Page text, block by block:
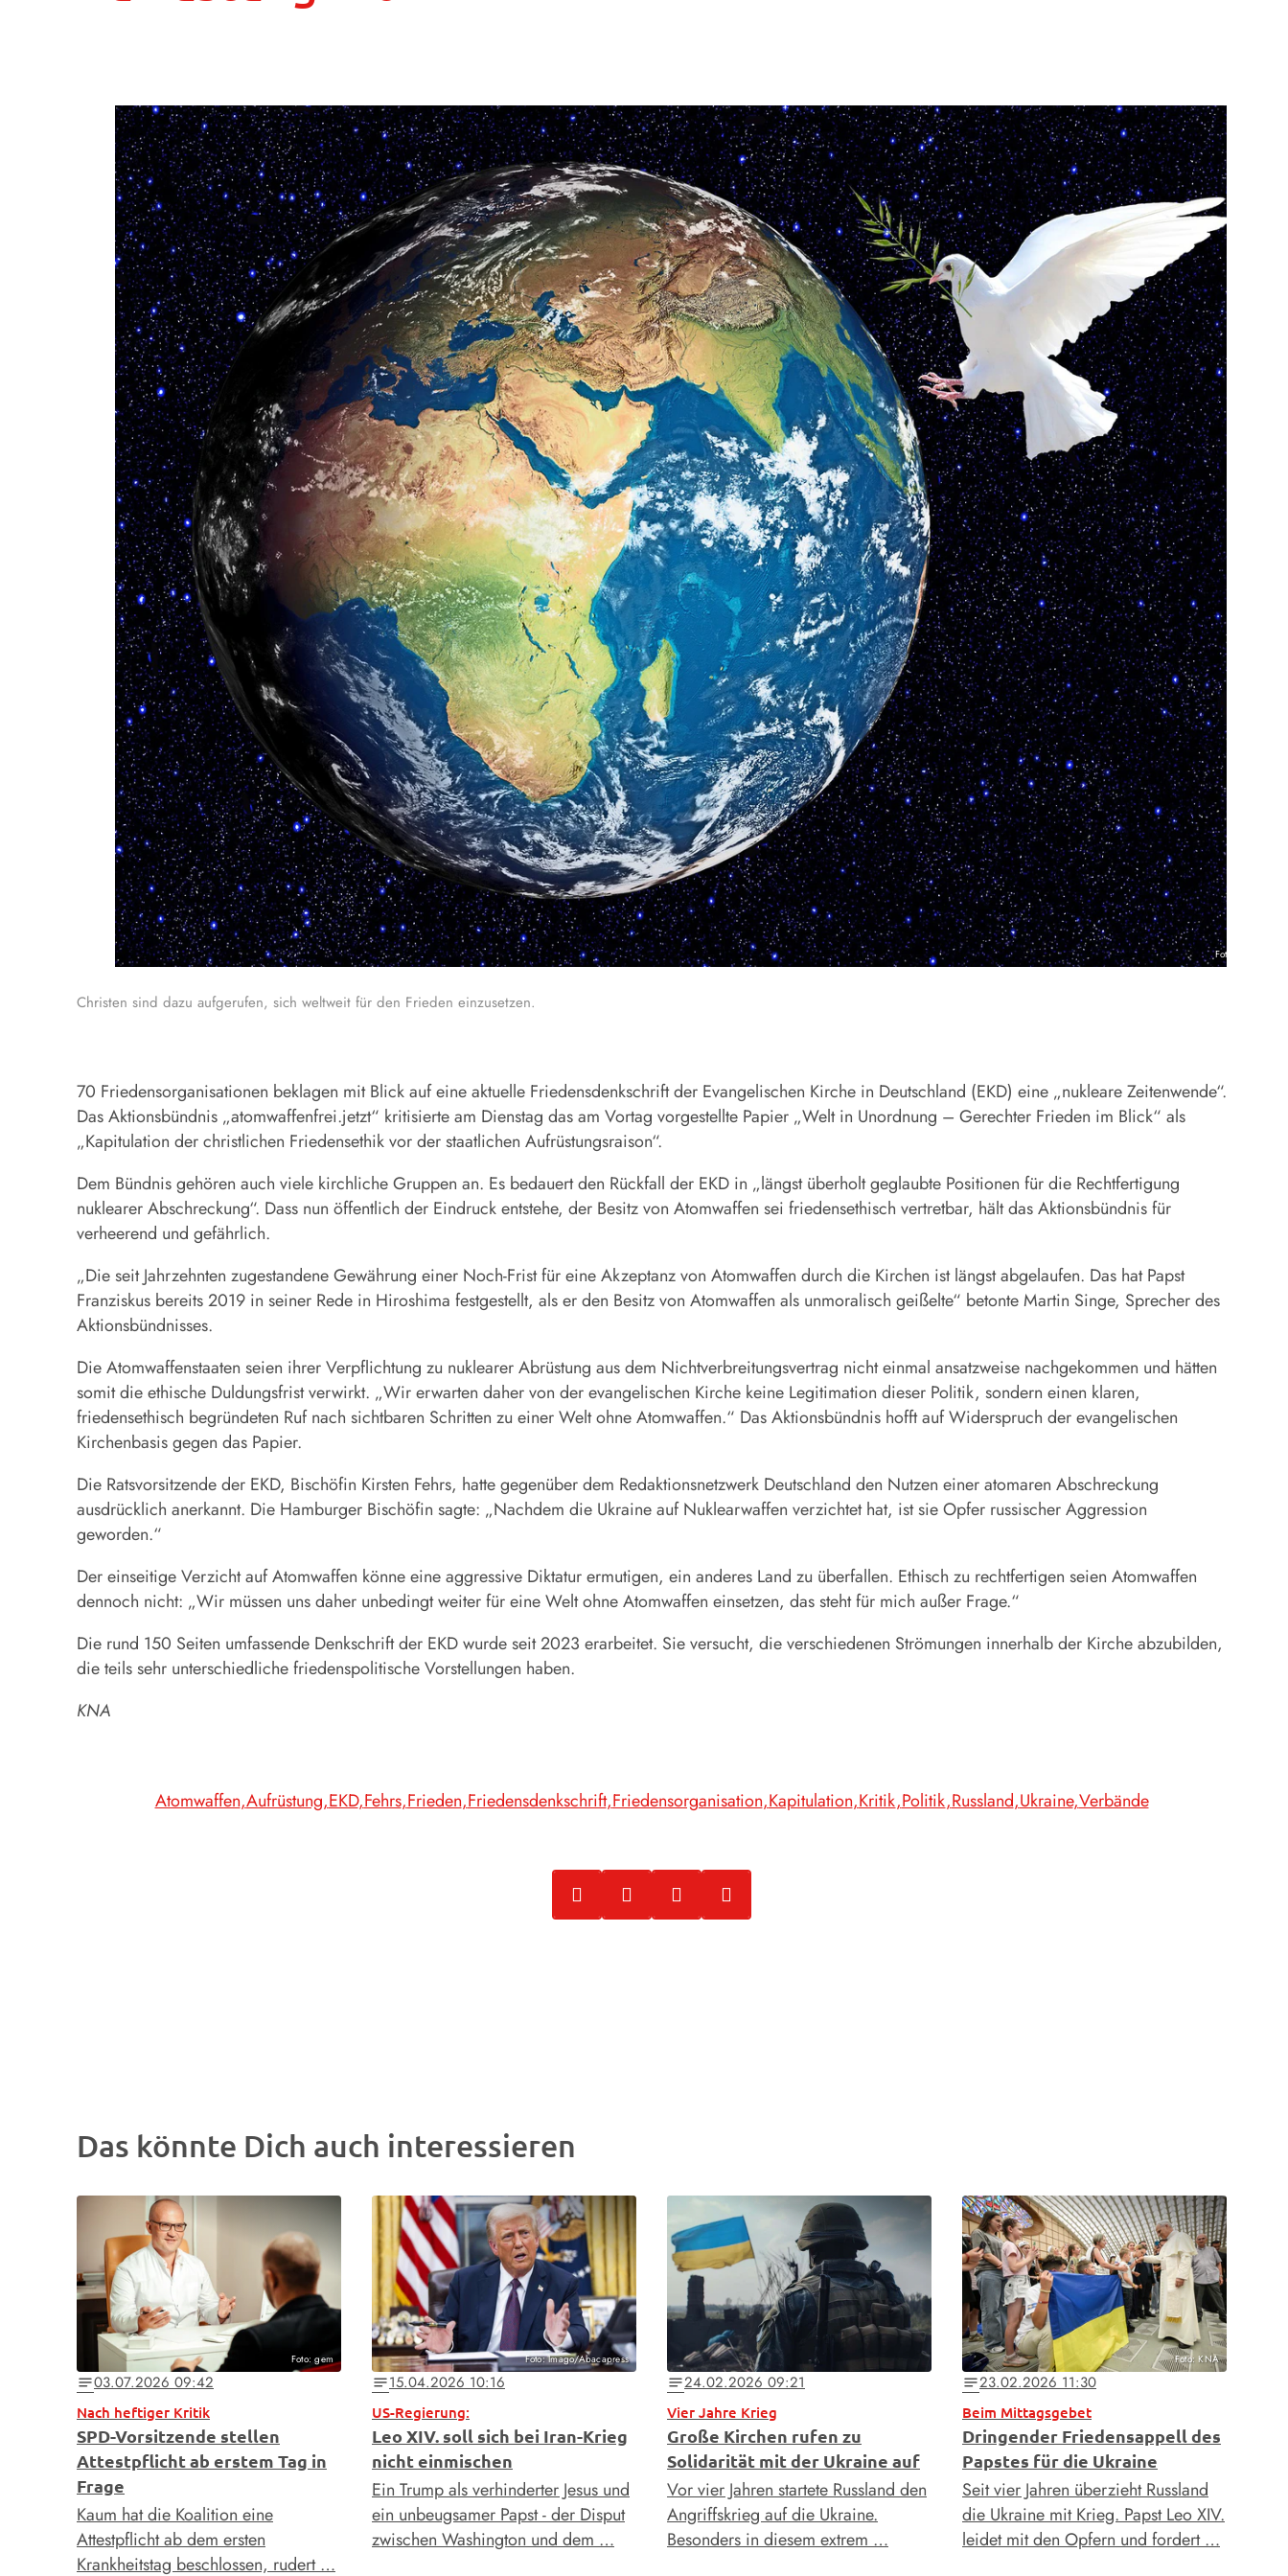
Foto: gem
Christen sind dazu aufgerufen, sich weltweit für den Frieden einzusetzen.
70 Friedensorganisationen beklagen mit Blick auf eine aktuelle Friedensdenkschrift der Evangelischen Kirche in Deutschland (EKD) eine „nukleare Zeitenwende“.
Das Aktionsbündnis „atomwaffenfrei.jetzt“ kritisierte am Dienstag das am Vortag vorgestellte Papier „Welt in Unordnung – Gerechter Frieden im Blick“ als
„Kapitulation der christlichen Friedensethik vor der staatlichen Aufrüstungsraison“.
Dem Bündnis gehören auch viele kirchliche Gruppen an. Es bedauert den Rückfall der EKD in „längst überholt geglaubte Positionen für die Rechtfertigung
nuklearer Abschreckung“. Dass nun öffentlich der Eindruck entstehe, der Besitz von Atomwaffen sei friedensethisch vertretbar, hält das Aktionsbündnis für
verheerend und gefährlich.
„Die seit Jahrzehnten zugestandene Gewährung einer Noch-Frist für eine Akzeptanz von Atomwaffen durch die Kirchen ist längst abgelaufen. Das hat Papst
Franziskus bereits 2019 in seiner Rede in Hiroshima festgestellt, als er den Besitz von Atomwaffen als unmoralisch geißelte“ betonte Martin Singe, Sprecher des
Aktionsbündnisses.
Die Atomwaffenstaaten seien ihrer Verpflichtung zu nuklearer Abrüstung aus dem Nichtverbreitungsvertrag nicht einmal ansatzweise nachgekommen und hätten
somit die ethische Duldungsfrist verwirkt. „Wir erwarten daher von der evangelischen Kirche keine Legitimation dieser Politik, sondern einen klaren,
friedensethisch begründeten Ruf nach sichtbaren Schritten zu einer Welt ohne Atomwaffen.“ Das Aktionsbündnis hofft auf Widerspruch der evangelischen
Kirchenbasis gegen das Papier.
Die Ratsvorsitzende der EKD, Bischöfin Kirsten Fehrs, hatte gegenüber dem Redaktionsnetzwerk Deutschland den Nutzen einer atomaren Abschreckung
ausdrücklich anerkannt. Die Hamburger Bischöfin sagte: „Nachdem die Ukraine auf Nuklearwaffen verzichtet hat, ist sie Opfer russischer Aggression
geworden.“
Der einseitige Verzicht auf Atomwaffen könne eine aggressive Diktatur ermutigen, ein anderes Land zu überfallen. Ethisch zu rechtfertigen seien Atomwaffen
dennoch nicht: „Wir müssen uns daher unbedingt weiter für eine Welt ohne Atomwaffen einsetzen, das steht für mich außer Frage.“
Die rund 150 Seiten umfassende Denkschrift der EKD wurde seit 2023 erarbeitet. Sie versucht, die verschiedenen Strömungen innerhalb der Kirche abzubilden,
die teils sehr unterschiedliche friedenspolitische Vorstellungen haben.
KNA
Atomwaffen Aufrüstung EKD Fehrs Frieden Friedensdenkschrift Friedensorganisation Kapitulation Kritik Politik Russland Ukraine Verbände
Das könnte Dich auch interessieren
Foto: gem
notes03.07.2026 09:42
Nach heftiger Kritik
SPD-Vorsitzende stellen
Attestpflicht ab erstem Tag in
Frage
Kaum hat die Koalition eine
Attestpflicht ab dem ersten
Krankheitstag beschlossen, rudert …
Foto: Imago/Abacapress
notes15.04.2026 10:16
US-Regierung:
Leo XIV. soll sich bei Iran-Krieg
nicht einmischen
Ein Trump als verhinderter Jesus und
ein unbeugsamer Papst - der Disput
zwischen Washington und dem …
notes24.02.2026 09:21
Vier Jahre Krieg
Große Kirchen rufen zu
Solidarität mit der Ukraine auf
Vor vier Jahren startete Russland den
Angriffskrieg auf die Ukraine.
Besonders in diesem extrem …
Foto: KNA
notes23.02.2026 11:30
Beim Mittagsgebet
Dringender Friedensappell des
Papstes für die Ukraine
Seit vier Jahren überzieht Russland
die Ukraine mit Krieg. Papst Leo XIV.
leidet mit den Opfern und fordert …